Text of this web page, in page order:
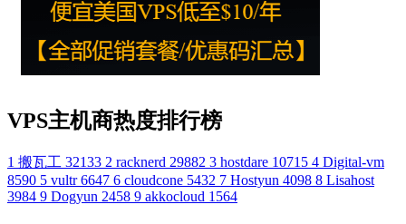
VPS主机商热度排行榜
1 搬瓦工 32133 2 racknerd 29882 3 hostdare 10715 4 Digital-vm
8590 5 vultr 6647 6 cloudcone 5432 7 Hostyun 4098 8 Lisahost
3984 9 Dogyun 2458 9 akkocloud 1564